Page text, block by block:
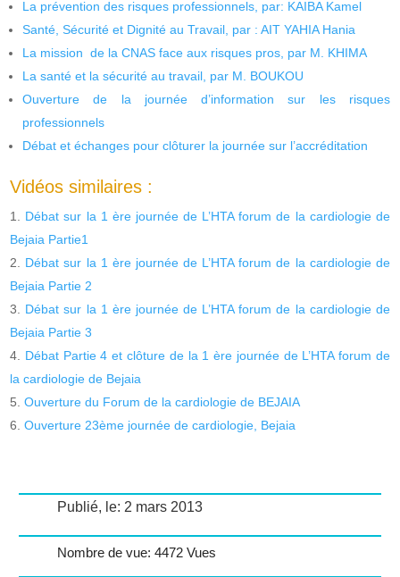
La prévention des risques professionnels, par: KAIBA Kamel
Santé, Sécurité et Dignité au Travail, par : AIT YAHIA Hania
La mission de la CNAS face aux risques pros, par M. KHIMA
La santé et la sécurité au travail, par M. BOUKOU
Ouverture de la journée d’information sur les risques
professionnels
Débat et échanges pour clôturer la journée sur l’accréditation
Vidéos similaires :
Débat sur la 1 ère journée de L’HTA forum de la cardiologie de
Bejaia Partie1
Débat sur la 1 ère journée de L’HTA forum de la cardiologie de
Bejaia Partie 2
Débat sur la 1 ère journée de L’HTA forum de la cardiologie de
Bejaia Partie 3
Débat Partie 4 et clôture de la 1 ère journée de L’HTA forum de
la cardiologie de Bejaia
Ouverture du Forum de la cardiologie de BEJAIA
Ouverture 23ème journée de cardiologie, Bejaia
Publié, le: 2 mars 2013
Nombre de vue: 4472 Vues